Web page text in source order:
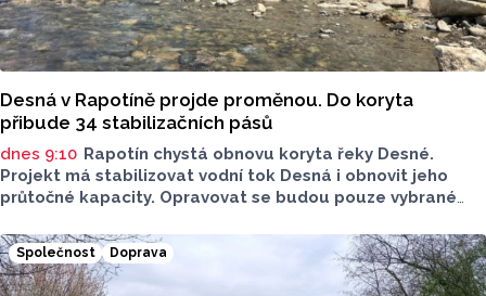
Desná v Rapotíně projde proměnou. Do koryta
přibude 34 stabilizačních pásů
dnes 9:10 Rapotín chystá obnovu koryta řeky Desné.
Projekt má stabilizovat vodní tok Desná i obnovit jeho
průtočné kapacity. Opravovat se budou pouze vybrané
samostatných stavebních projektů.
Společnost Doprava